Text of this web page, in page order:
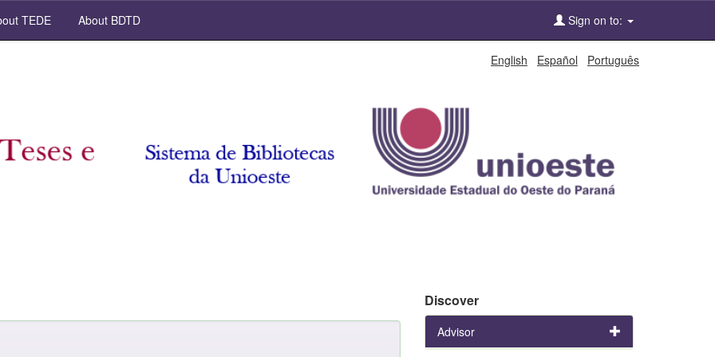
TEDE About BDTD Sign on to:
English Español Português
Discover
Advisor